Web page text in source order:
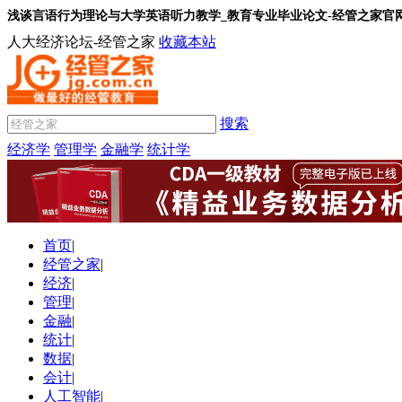
浅谈言语行为理论与大学英语听力教学_教育专业毕业论文-经管之家官
人大经济论坛-经管之家 收藏本站
搜索
经济学 管理学 金融学 统计学
首页|
经管之家|
经济|
管理|
金融|
统计|
数据|
会计|
人工智能|